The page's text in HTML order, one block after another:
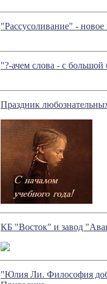
"Рассусоливание" -
"?-ачем слова - с
Праздник
КБ "Восток" и завод
"Юлия Ли. Философия